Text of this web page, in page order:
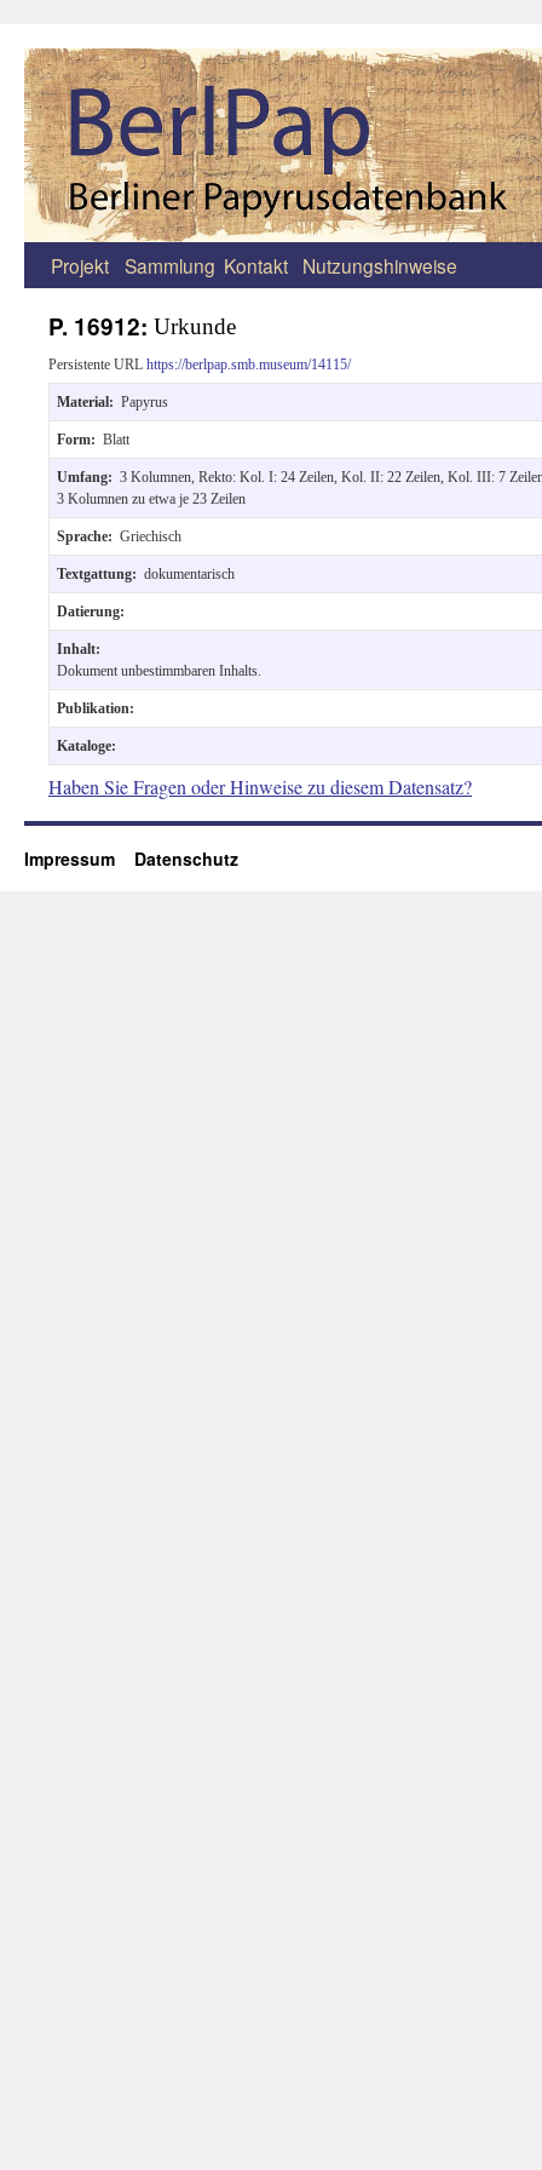
Zum
springen
Projekt Sammlung Kontakt Nutzungshinweise
P. 16912: Urkunde
Persistente URL https://berlpap.smb.museum/14115/
Material: Papyrus
Form: Blatt
Umfang: 3 Kolumnen, Rekto: Kol. I: 24 Zeilen, Kol. II: 22 Zeilen, Kol. III: 7
3 Kolumnen zu etwa je 23 Zeilen
Sprache: Griechisch
Textgattung: dokumentarisch
Datierung:
Inhalt:
Dokument unbestimmbaren Inhalts.
Publikation:
Kataloge:
Haben Sie Fragen oder Hinweise zu diesem Datensatz?
Impressum Datenschutz